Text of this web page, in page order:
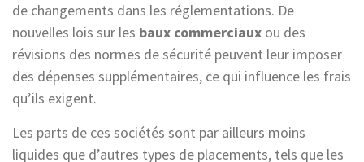
de changements dans les réglementations. De
nouvelles lois sur les baux commerciaux ou des
révisions des normes de sécurité peuvent leur imposer
des dépenses supplémentaires, ce qui influence les frais
qu’ils exigent.
Les parts de ces sociétés sont par ailleurs moins
liquides que d’autres types de placements, tels que les